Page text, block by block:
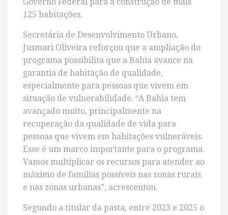
Governo Federal para a construção de mais
125 habitações.
Secretária de Desenvolvimento Urbano,
Jusmari Oliveira reforçou que a ampliação do
programa possibilita que a Bahia avance na
garantia de habitação de qualidade,
especialmente para pessoas que vivem em
situação de vulnerabilidade. “A Bahia tem
avançado muito, principalmente na
recuperação da qualidade de vida para
pessoas que vivem em habitações vulneráveis.
Esse é um marco importante para o programa.
Vamos multiplicar os recursos para atender ao
máximo de famílias possíveis nas zonas rurais
e nas zonas urbanas”, acrescentou.
Segundo a titular da pasta, entre 2023 e 2025 o